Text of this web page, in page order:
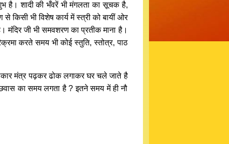
है। शादी की भँवरें भी मंगलता का सूचक है,
किसी भी विशेष कार्य में स्त्री को बायीं ओर
मंदिर जी भी समवशरण का प्रतीक माना है।
करते समय भी कोई स्तुति, स्तोत्र, पाठ
मंत्र पढ़कर ढोक लगाकर घर चले जाते है
का समय लगता है ? इतने समय में ही नौ